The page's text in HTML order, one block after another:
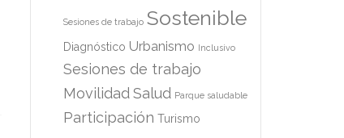
Sesiones de trabajo Sostenible
Diagnóstico Urbanismo Inclusivo
Sesiones de trabajo
Movilidad Salud Parque saludable
Participación Turismo